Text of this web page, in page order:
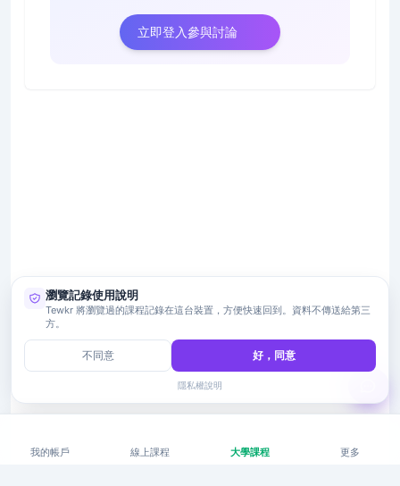
立即登入參與討論
我的帳戶 線上課程 大學課程 更多
瀏覽記錄使用說明
Tewkr 將瀏覽過的課程記錄在這台裝置，方便快速回到。資料不傳送給第三
方。
不同意 好，同意
隱私權說明